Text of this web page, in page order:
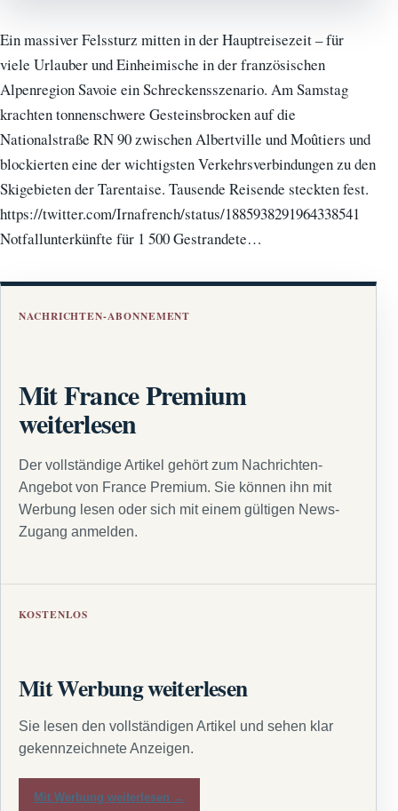
Ein massiver Felssturz mitten in der Hauptreisezeit – für
viele Urlauber und Einheimische in der französischen
Alpenregion Savoie ein Schreckensszenario. Am Samstag
krachten tonnenschwere Gesteinsbrocken auf die
Nationalstraße RN 90 zwischen Albertville und Moûtiers und
blockierten eine der wichtigsten Verkehrsverbindungen zu den
Skigebieten der Tarentaise. Tausende Reisende steckten fest.
https://twitter.com/Irnafrench/status/1885938291964338541
Notfallunterkünfte für 1 500 Gestrandete…
NACHRICHTEN-ABONNEMENT
Mit France Premium
weiterlesen
Der vollständige Artikel gehört zum Nachrichten-
Angebot von France Premium. Sie können ihn mit
Werbung lesen oder sich mit einem gültigen News-
Zugang anmelden.
KOSTENLOS
Mit Werbung weiterlesen
Sie lesen den vollständigen Artikel und sehen klar
gekennzeichnete Anzeigen.
Mit Werbung weiterlesen →